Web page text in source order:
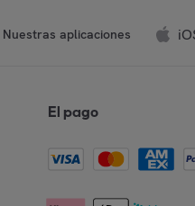
Nuestras aplicaciones
El pago